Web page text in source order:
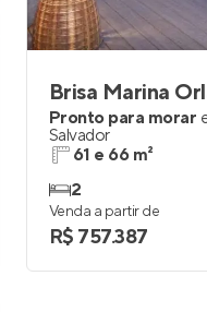
Brisa Marina
Pronto para morar
Salvador
61 e 66 m²
2
Venda a partir de
R$ 757.387